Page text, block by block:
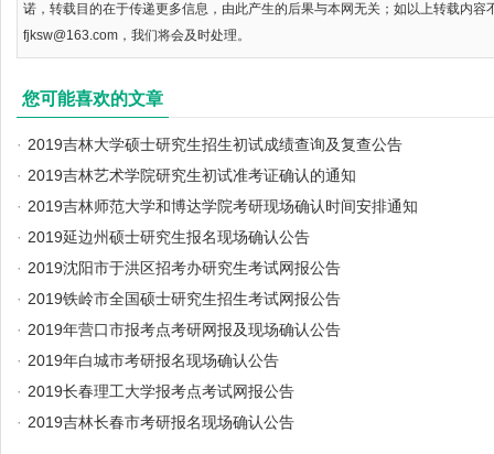
诺，转载目的在于传递更多信息，由此产生的后果与本网无关；如以上转载内容
fjksw@163.com，我们将会及时处理。
您可能喜欢的文章
· 2019吉林大学硕士研究生招生初试成绩查询及复查公告
· 2019吉林艺术学院研究生初试准考证确认的通知
· 2019吉林师范大学和博达学院考研现场确认时间安排通知
· 2019延边州硕士研究生报名现场确认公告
· 2019沈阳市于洪区招考办研究生考试网报公告
· 2019铁岭市全国硕士研究生招生考试网报公告
· 2019年营口市报考点考研网报及现场确认公告
· 2019年白城市考研报名现场确认公告
· 2019长春理工大学报考点考试网报公告
· 2019吉林长春市考研报名现场确认公告